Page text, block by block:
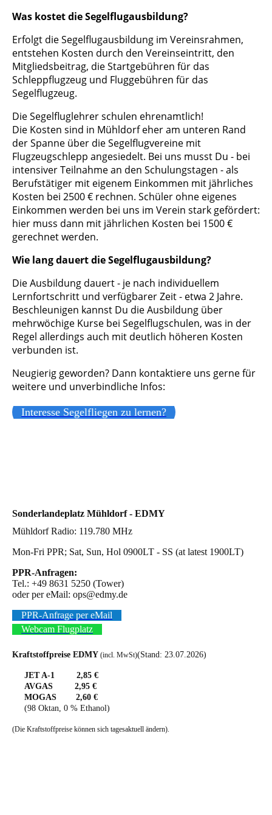
Was kostet die Segelflugausbildung?
Erfolgt die Segelflugausbildung im Vereinsrahmen,
entstehen Kosten durch den Vereinseintritt, den
Mitgliedsbeitrag, die Startgebühren für das
Schleppflugzeug und Fluggebühren für das
Segelflugzeug.
Die Segelfluglehrer schulen ehrenamtlich!
Die Kosten sind in Mühldorf eher am unteren Rand
der Spanne über die Segelflugvereine mit
Flugzeugschlepp angesiedelt. Bei uns musst Du - bei
intensiver Teilnahme an den Schulungstagen - als
Berufstätiger mit eigenem Einkommen mit jährliches
Kosten bei 2500 € rechnen. Schüler ohne eigenes
Einkommen werden bei uns im Verein stark gefördert:
hier muss dann mit jährlichen Kosten bei 1500 €
gerechnet werden.
Wie lang dauert die Segelflugausbildung?
Die Ausbildung dauert - je nach individuellem
Lernfortschritt und verfügbarer Zeit - etwa 2 Jahre.
Beschleunigen kannst Du die Ausbildung über
mehrwöchige Kurse bei Segelflugschulen, was in der
Regel allerdings auch mit deutlich höheren Kosten
verbunden ist.
Neugierig geworden? Dann kontaktiere uns gerne für
weitere und unverbindliche Infos:
Interesse Segelfliegen zu lernen?
Sonderlandeplatz Mühldorf - EDMY
Mühldorf Radio: 119.780 MHz
Mon-Fri PPR; Sat, Sun, Hol 0900LT - SS (at latest 1900LT)
PPR-Anfragen:
Tel.: +49 8631 5250 (Tower)
oder per eMail: ops@edmy.de
PPR-Anfrage per eMail
Webcam Flugplatz
Kraftstoffpreise EDMY (incl. MwSt)(Stand: 23.07.2026)
JET A-1 2,85 €
AVGAS 2,95 €
MOGAS 2,60 €
(98 Oktan, 0 % Ethanol)
(Die Kraftstoffpreise können sich tagesaktuell ändern).